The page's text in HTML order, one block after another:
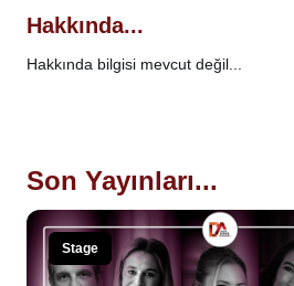
Hakkında...
Hakkında bilgisi mevcut değil...
Son Yayınları...
Stage